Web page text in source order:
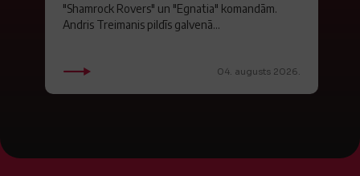
"Shamrock Rovers" un "Egnatia" komandām.
Andris Treimanis pildīs galvenā...
04. augusts 2026.